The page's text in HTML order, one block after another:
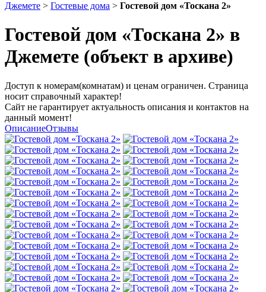
Джемете > Гостевые дома > Гостевой дом «Тоскана 2»
Гостевой дом «Тоскана 2» в
Джемете (объект в архиве)
Доступ к номерам(комнатам) и ценам ограничен. Страница
носит справочный характер!
Сайт не гарантирует актуальность описания и контактов на
данный момент!
ОписаниеОтзывы